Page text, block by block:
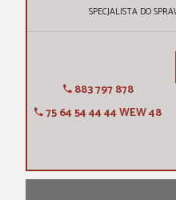
SPECJALISTA DO
883 797 878
75 64 54 44 44 WEW 48